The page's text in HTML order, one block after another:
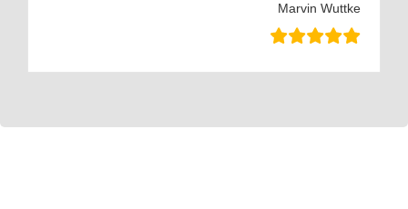
Marvin Wuttke